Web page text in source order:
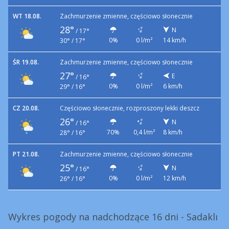
WT 18.08. Zachmurzenie zmienne, częściowo słonecznie
28° / 17°
30° / 17°
0% 0 l/m²
N
14 km/h
ŚR 19.08. Zachmurzenie zmienne, częściowo słonecznie
27° / 16°
29° / 16°
0% 0 l/m²
E
6 km/h
CZ 20.08. Częściowo słonecznie, rozproszony lekki deszcz
26° / 16°
28° / 16°
70% 0,4 l/m²
N
8 km/h
PT 21.08. Zachmurzenie zmienne, częściowo słonecznie
25° / 16°
26° / 16°
0% 0 l/m²
N
12 km/h
Wykres pogody na nadchodzące 16 dni - Sadaklı